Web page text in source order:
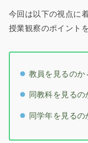
今回は以下の視点に
授業観察のポイント
教員を見るの
同教科を見る
同学年を見る